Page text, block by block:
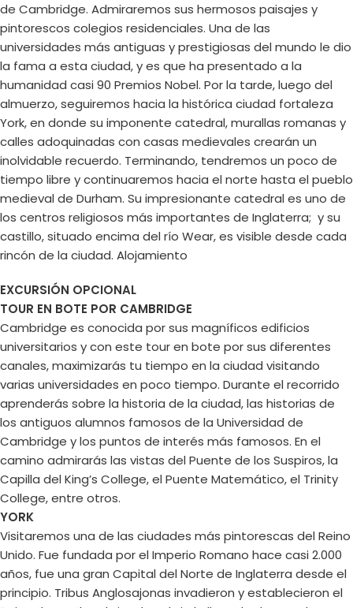
de Cambridge. Admiraremos sus hermosos paisajes y
pintorescos colegios residenciales. Una de las
universidades más antiguas y prestigiosas del mundo le dio
la fama a esta ciudad, y es que ha presentado a la
humanidad casi 90 Premios Nobel. Por la tarde, luego del
almuerzo, seguiremos hacia la histórica ciudad fortaleza
York, en donde su imponente catedral, murallas romanas y
calles adoquinadas con casas medievales crearán un
inolvidable recuerdo. Terminando, tendremos un poco de
tiempo libre y continuaremos hacia el norte hasta el pueblo
medieval de Durham. Su impresionante catedral es uno de
los centros religiosos más importantes de Inglaterra; y su
castillo, situado encima del río Wear, es visible desde cada
rincón de la ciudad. Alojamiento
EXCURSIÓN OPCIONAL
TOUR EN BOTE POR CAMBRIDGE
Cambridge es conocida por sus magníficos edificios
universitarios y con este tour en bote por sus diferentes
canales, maximizarás tu tiempo en la ciudad visitando
varias universidades en poco tiempo. Durante el recorrido
aprenderás sobre la historia de la ciudad, las historias de
los antiguos alumnos famosos de la Universidad de
Cambridge y los puntos de interés más famosos. En el
camino admirarás las vistas del Puente de los Suspiros, la
Capilla del King’s College, el Puente Matemático, el Trinity
College, entre otros.
YORK
Visitaremos una de las ciudades más pintorescas del Reino
Unido. Fue fundada por el Imperio Romano hace casi 2.000
años, fue una gran Capital del Norte de Inglaterra desde el
principio. Tribus Anglosajonas invadieron y establecieron el